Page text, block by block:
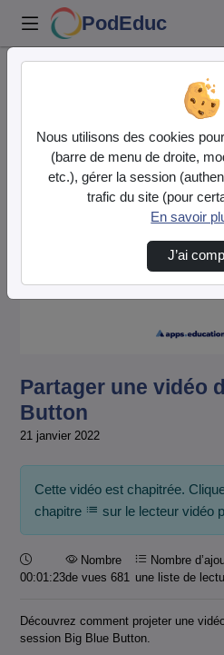
PodEduc
Partager une vidéo dans Big Blue
Partager une vidéo
Button
21 janvier 2022
Cette vidéo est chapitrée.
chapitre
sur le lecteur vidéo
Durée :
00:01:23
Nombre
de vues 681
Nombre
une liste de
Découvrez comment projeter une
session Big Blue Button.
Nous utilisons des cookies
(barre de menu de droite,
etc.), gérer la session
trafic du site (pour
En savoir
J’ai